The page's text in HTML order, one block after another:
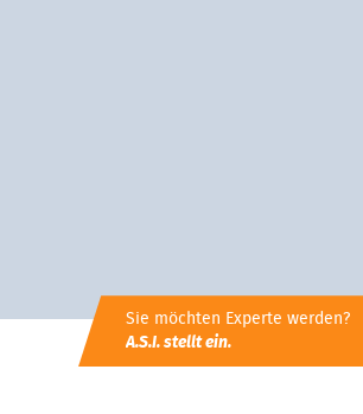
Sie möchten Experte werden?
A.S.I. stellt ein.